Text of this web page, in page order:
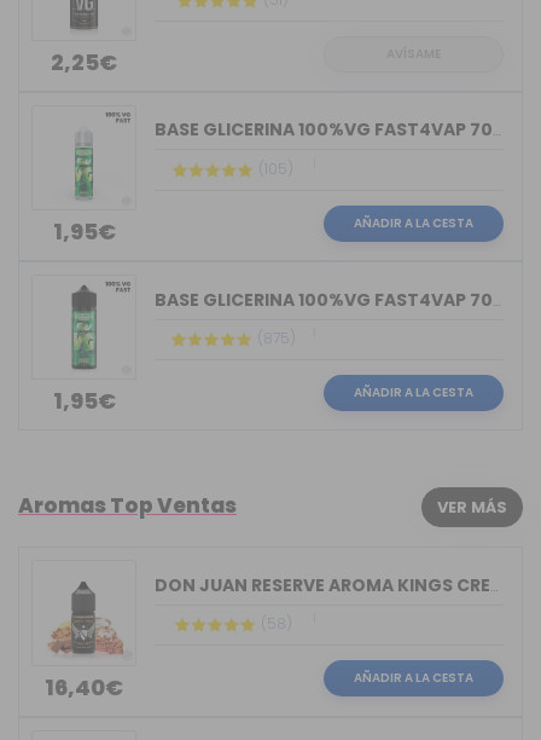
2,25€
1,95€
BASE GLICERINA 100%VG FAST4VAP 70ML O...
(105)
AÑADIR A LA CESTA
1,95€
BASE GLICERINA 100%VG FAST4VAP 70ML O...
(875)
AÑADIR A LA CESTA
Aromas Top Ventas VER MÁS
16,40€
DON JUAN RESERVE AROMA KINGS CREST 30ML
(58)
AÑADIR A LA CESTA